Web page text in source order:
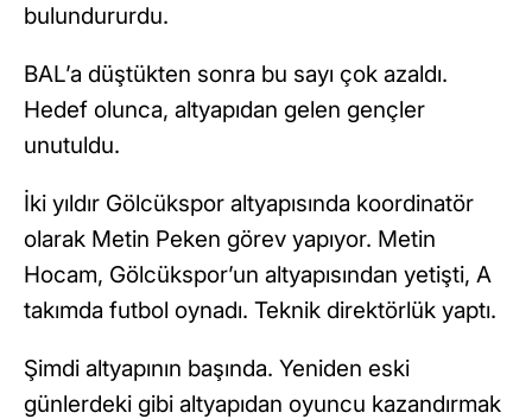
bulundururdu.
BAL’a düştükten sonra bu sayı çok azaldı.
Hedef olunca, altyapıdan gelen gençler
unutuldu.
İki yıldır Gölcükspor altyapısında koordinatör
olarak Metin Peken görev yapıyor. Metin
Hocam, Gölcükspor’un altyapısından yetişti, A
takımda futbol oynadı. Teknik direktörlük yaptı.
Şimdi altyapının başında. Yeniden eski
günlerdeki gibi altyapıdan oyuncu kazandırmak